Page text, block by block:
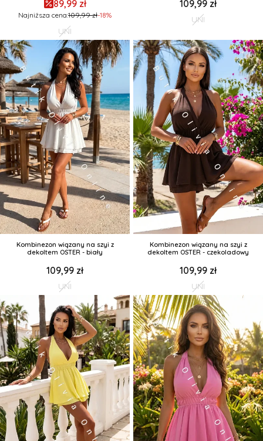
89,99 zł
Najniższa cena:109,99 zł-18%
UNI
109,99 zł
UNI
Kombinezon wiązany na szyi z
dekoltem OSTER - biały
109,99 zł
UNI
Kombinezon wiązany na szyi z
dekoltem OSTER - czekoladowy
109,99 zł
UNI